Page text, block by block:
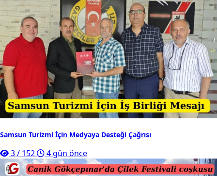
Samsun Turizmi İçin Medyaya Desteği Çağrısı
3/ 152 4 gün önce